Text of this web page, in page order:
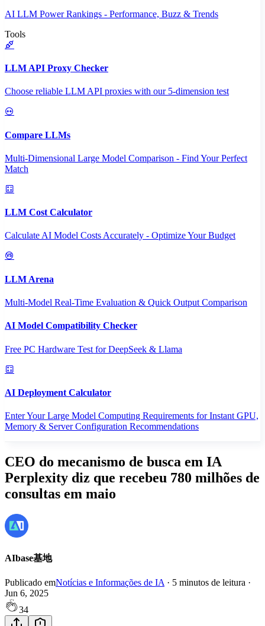
AI LLM Power Rankings - Performance, Buzz & Trends
Tools
LLM API Proxy Checker
Choose reliable LLM API proxies with our 5-dimension test
Compare LLMs
Multi-Dimensional Large Model Comparison - Find Your Perfect
Match
LLM Cost Calculator
Calculate AI Model Costs Accurately - Optimize Your Budget
LLM Arena
Multi-Model Real-Time Evaluation & Quick Output Comparison
AI Model Compatibility Checker
Free PC Hardware Test for DeepSeek & Llama
AI Deployment Calculator
Enter Your Large Model Computing Requirements for Instant GPU,
Memory & Server Configuration Recommendations
CEO do mecanismo de busca em IA
Perplexity diz que recebeu 780 milhões de
consultas em maio
AIbase基地
Publicado emNotícias e Informações de IA · 5 minutos de leitura ·
Jun 6, 2025
34